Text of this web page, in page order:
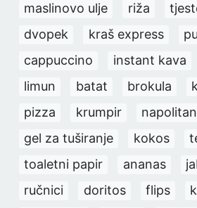
maslinovo ulje
riža
dvopek
kraš express
cappuccino
instant kava
limun
batat brokula
pizza
krumpir
gel za tuširanje
kokos
toaletni papir
ananas
ručnici
doritos flips